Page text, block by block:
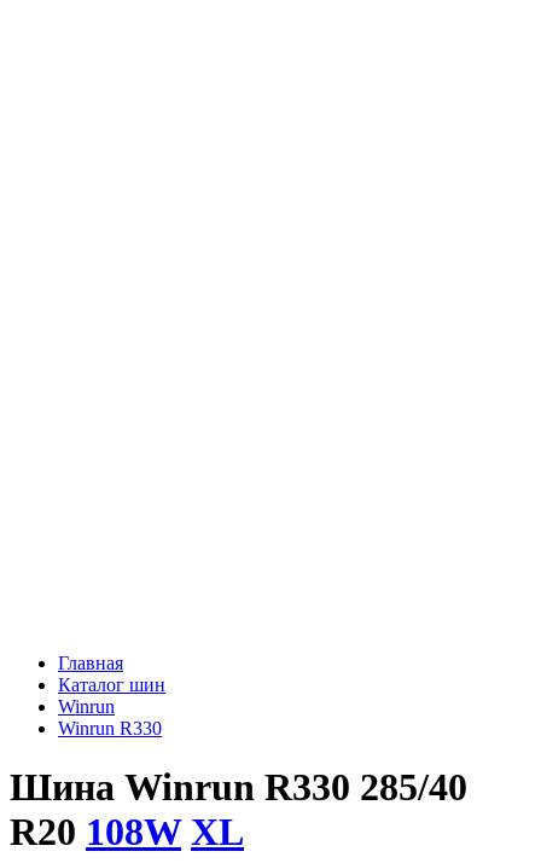
Главная
Каталог шин
Winrun
Winrun R330
Шина Winrun R330 285/40
R20 108W XL